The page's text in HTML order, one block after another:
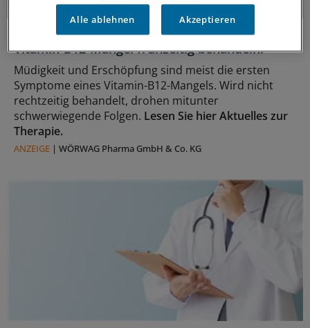
Fatal verkannt
Vitamin-B12-Mangel frühzeitig behandeln!
Müdigkeit und Erschöpfung sind meist die ersten
Symptome eines Vitamin-B12-Mangels. Wird nicht
rechtzeitig behandelt, drohen mitunter
schwerwiegende Folgen. Lesen Sie hier Aktuelles zur
Therapie.
ANZEIGE | WÖRWAG Pharma GmbH & Co. KG
Alle ablehnen Akzeptieren